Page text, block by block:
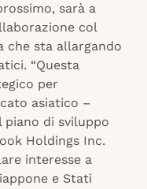
sarà a
col
che sta allargando
“Questa
per
asiatico –
piano di sviluppo
Holdings Inc.
interesse a
e Stati